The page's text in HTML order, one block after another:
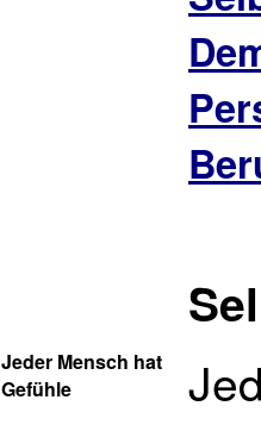
Jeder Mensch hat
Gefühle